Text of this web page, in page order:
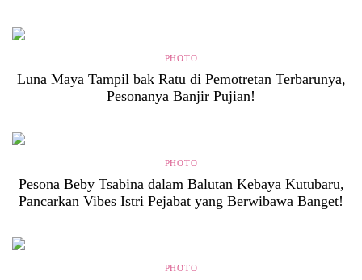
PHOTO
Luna Maya Tampil bak Ratu di Pemotretan Terbarunya,
Pesonanya Banjir Pujian!
PHOTO
Pesona Beby Tsabina dalam Balutan Kebaya Kutubaru,
Pancarkan Vibes Istri Pejabat yang Berwibawa Banget!
PHOTO